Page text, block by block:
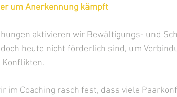
um Anerkennung kämpft
aktivieren wir Bewältigungs- und
heute nicht förderlich sind, um
im Coaching rasch fest, dass viele